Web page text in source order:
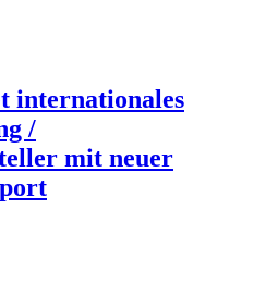
internationales
/
mit neuer